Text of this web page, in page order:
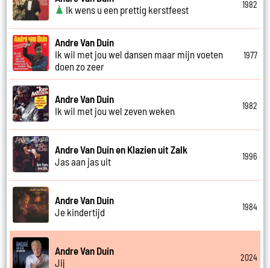
Ik wens u een prettig kerstfeest
1982
Andre Van Duin
Ik wil met jou wel dansen maar mijn voeten
doen zo zeer
1977
Andre Van Duin
Ik wil met jou wel zeven weken
1982
Andre Van Duin en Klazien uit Zalk
Jas aan jas uit
1996
Andre Van Duin
Je kindertijd
1984
Andre Van Duin
Jij
2024